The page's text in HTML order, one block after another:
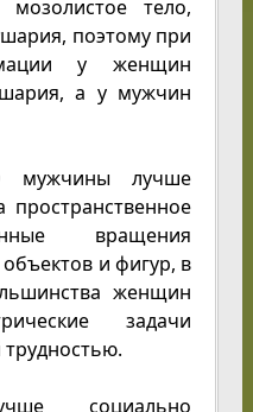
тело,
поэтому при
у женщин
а у мужчин
лучше
вращения
и фигур, в
женщин
задачи
социально